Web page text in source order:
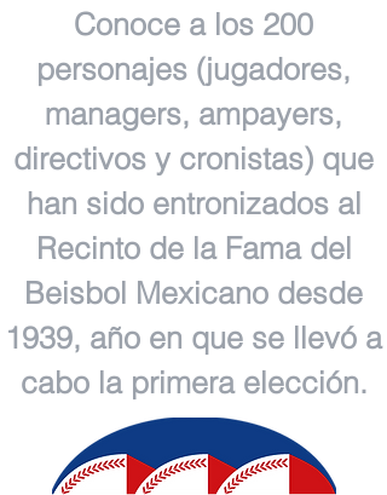
Conoce a los 200
personajes (jugadores,
managers, ampayers,
directivos y cronistas) que
han sido entronizados al
Recinto de la Fama del
Beisbol Mexicano desde
1939, año en que se llevó a
cabo la primera elección.